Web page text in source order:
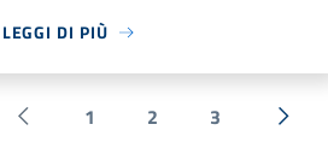
LEGGI DI PIÙ
Pagina precedente
1 2 3